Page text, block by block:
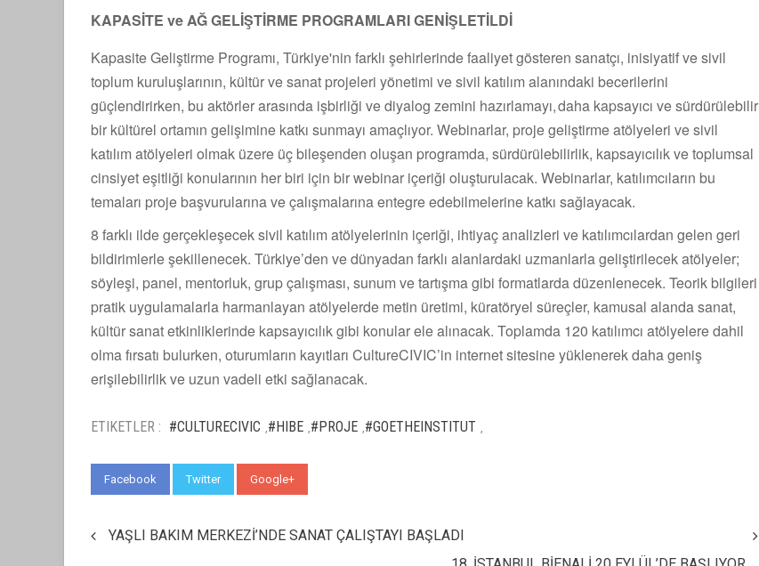
KAPASİTE ve AĞ GELİŞTİRME PROGRAMLARI GENİŞLETİLDİ
Kapasite Geliştirme Programı, Türkiye'nin farklı şehirlerinde faaliyet gösteren sanatçı, inisiyatif ve sivil
toplum kuruluşlarının, kültür ve sanat projeleri yönetimi ve sivil katılım alanındaki becerilerini
güçlendirirken, bu aktörler arasında işbirliği ve diyalog zemini hazırlamayı, daha kapsayıcı ve sürdürülebilir
bir kültürel ortamın gelişimine katkı sunmayı amaçlıyor. Webinarlar, proje geliştirme atölyeleri ve sivil
katılım atölyeleri olmak üzere üç bileşenden oluşan programda, sürdürülebilirlik, kapsayıcılık ve toplumsal
cinsiyet eşitliği konularının her biri için bir webinar içeriği oluşturulacak. Webinarlar, katılımcıların bu
temaları proje başvurularına ve çalışmalarına entegre edebilmelerine katkı sağlayacak.
8 farklı ilde gerçekleşecek sivil katılım atölyelerinin içeriği, ihtiyaç analizleri ve katılımcılardan gelen geri
bildirimlerle şekillenecek. Türkiye’den ve dünyadan farklı alanlardaki uzmanlarla geliştirilecek atölyeler;
söyleşi, panel, mentorluk, grup çalışması, sunum ve tartışma gibi formatlarda düzenlenecek. Teorik bilgileri
pratik uygulamalarla harmanlayan atölyelerde metin üretimi, küratöryel süreçler, kamusal alanda sanat,
kültür sanat etkinliklerinde kapsayıcılık gibi konular ele alınacak. Toplamda 120 katılımcı atölyelere dahil
olma fırsatı bulurken, oturumların kayıtları CultureCIVIC’in internet sitesine yüklenerek daha geniş
erişilebilirlik ve uzun vadeli etki sağlanacak.
ETIKETLER : #CULTURECIVIC #HIBE #PROJE #GOETHEINSTITUT
Facebook Twitter Google+
YAŞLI BAKIM MERKEZİ’NDE SANAT ÇALIŞTAYI BAŞLADI